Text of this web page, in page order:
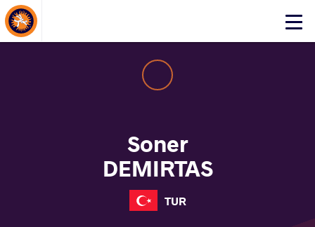
Click
About Events
Soner
DEMIRTAS
TUR